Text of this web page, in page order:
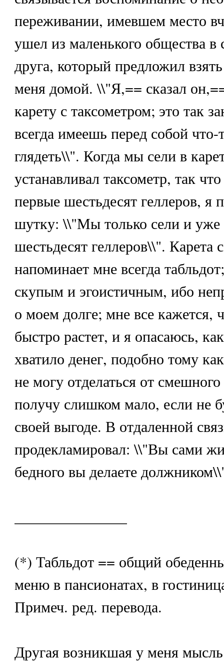
переживании, имевшем место
ушел из маленького общества
друга, который предложил
меня домой. \\"Я,== сказал
карету с таксометром; это так
всегда имеешь перед собой
глядеть\\". Когда мы сели в
устанавливал таксометр, так
первые шестьдесят геллеров, я
шутку: \\"Мы только сели и
шестьдесят геллеров\\". Карета
напоминает мне всегда
скупым и эгоистичным, ибо
о моем долге; мне все кажется,
быстро растет, и я опасаюсь,
хватило денег, подобно тому
не могу отделаться от
получу слишком мало, если не
своей выгоде. В отдаленной
продекламировал: \\"Вы сами
бедного вы делаете
(*) Табльдот == общий
меню в пансионатах, в
Примеч. ред. перевода.
Другая возникшая у меня